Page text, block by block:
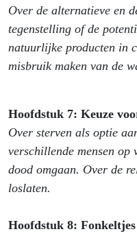
Over de alternatieve en
tegenstelling of de
natuurlijke producten in
misbruik maken van de
Hoofdstuk 7: Keuze
Over sterven als optie
verschillende mensen op
dood omgaan. Over de
loslaten.
Hoofdstuk 8: